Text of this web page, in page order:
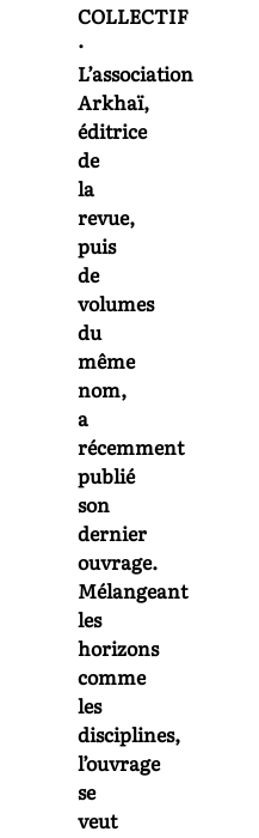
COLLECTIF
·
L’association
Arkhaï,
éditrice
de
la
revue,
puis
de
volumes
du
même
nom,
a
récemment
publié
son
dernier
ouvrage.
Mélangeant
les
horizons
comme
les
disciplines,
l’ouvrage
se
veut